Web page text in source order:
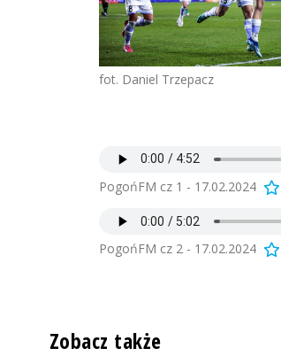
fot. Daniel Trzepacz
PogońFM cz 1 - 17.02.2024
PogońFM cz 2 - 17.02.2024
Zobacz także